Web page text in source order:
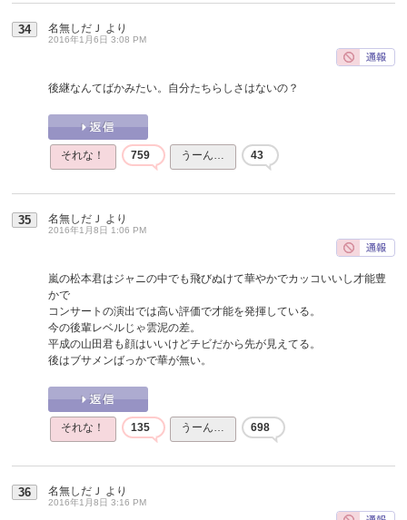
34 名無しだＪ より
2016年1月6日 3:08 PM
後継なんてばかみたい。自分たちらしさはないの？
それな！ 759 うーん… 43
35 名無しだＪ より
2016年1月8日 1:06 PM
嵐の松本君はジャニの中でも飛びぬけて華やかでカッコいいし才能豊
かで
コンサートの演出では高い評価で才能を発揮している。
今の後輩レベルじゃ雲泥の差。
平成の山田君も顔はいいけどチビだから先が見えてる。
後はブサメンばっかで華が無い。
それな！ 135 うーん… 698
36 名無しだＪ より
2016年1月8日 3:16 PM